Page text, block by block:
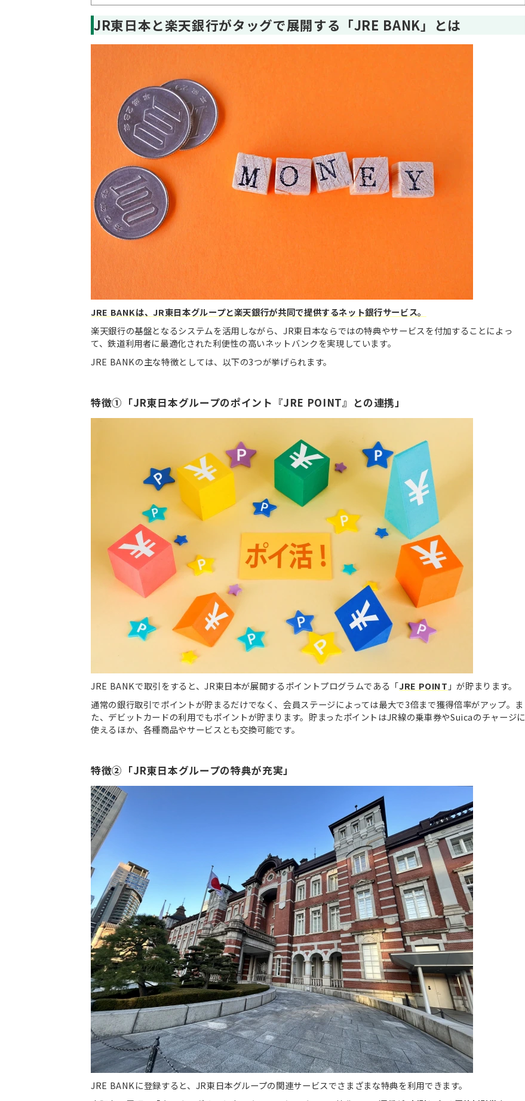
JR東日本と楽天銀行がタッグで展開する「JRE BANK」とは
JRE BANKは、JR東日本グループと楽天銀行が共同で提供するネット銀行サービス。
楽天銀行の基盤となるシステムを活用しながら、JR東日本ならではの特典やサービスを付加することによっ
て、鉄道利用者に最適化された利便性の高いネットバンクを実現しています。
JRE BANKの主な特徴としては、以下の3つが挙げられます。
特徴①「JR東日本グループのポイント『JRE POINT』との連携」
JRE BANKで取引をすると、JR東日本が展開するポイントプログラムである「JRE POINT 」が貯まります。
通常の銀行取引でポイントが貯まるだけでなく、会員ステージによっては最大で3倍まで獲得倍率がアップ。ま
た、デビットカードの利用でもポイントが貯まります。貯まったポイントはJR線の乗車券やSuicaのチャージに
使えるほか、各種商品やサービスとも交換可能です。
特徴②「JR東日本グループの特典が充実」
JRE BANKに登録すると、JR東日本グループの関連サービスでさまざまな特典を利用できます。